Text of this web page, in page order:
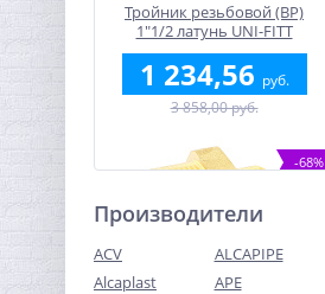
Тройник резьбовой (ВР)
1"1/2 латунь UNI-FITT
1 234,56 руб.
3 858,00 руб.
-68%
Производители
ACV
ALCAPIPE
Alcaplast
APE